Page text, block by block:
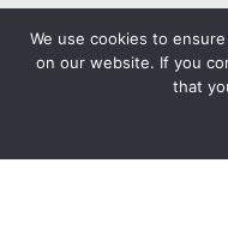
ENTRE
We use cookies to
on our website. If you
that